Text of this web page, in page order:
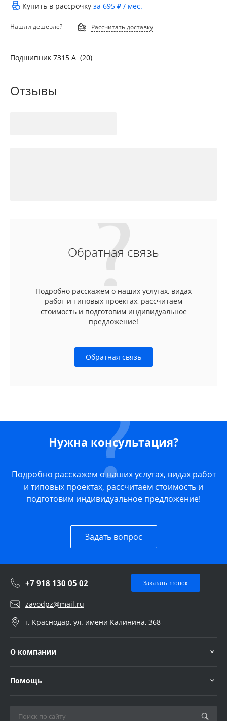
Купить в рассрочку за 695 ₽ / мес.
Нашли дешевле? Рассчитать доставку
Подшипник 7315 А (20)
Отзывы
Обратная связь
Подробно расскажем о наших услугах, видах
работ и типовых проектах, рассчитаем
стоимость и подготовим индивидуальное
предложение!
Обратная связь
Нужна консультация?
Подробно расскажем о наших услугах, видах работ
и типовых проектах, рассчитаем стоимость и
подготовим индивидуальное предложение!
Задать вопрос
+7 918 130 05 02 Заказать звонок
zavodpz@mail.ru
г. Краснодар, ул. имени Калинина, 368
О компании
Помощь